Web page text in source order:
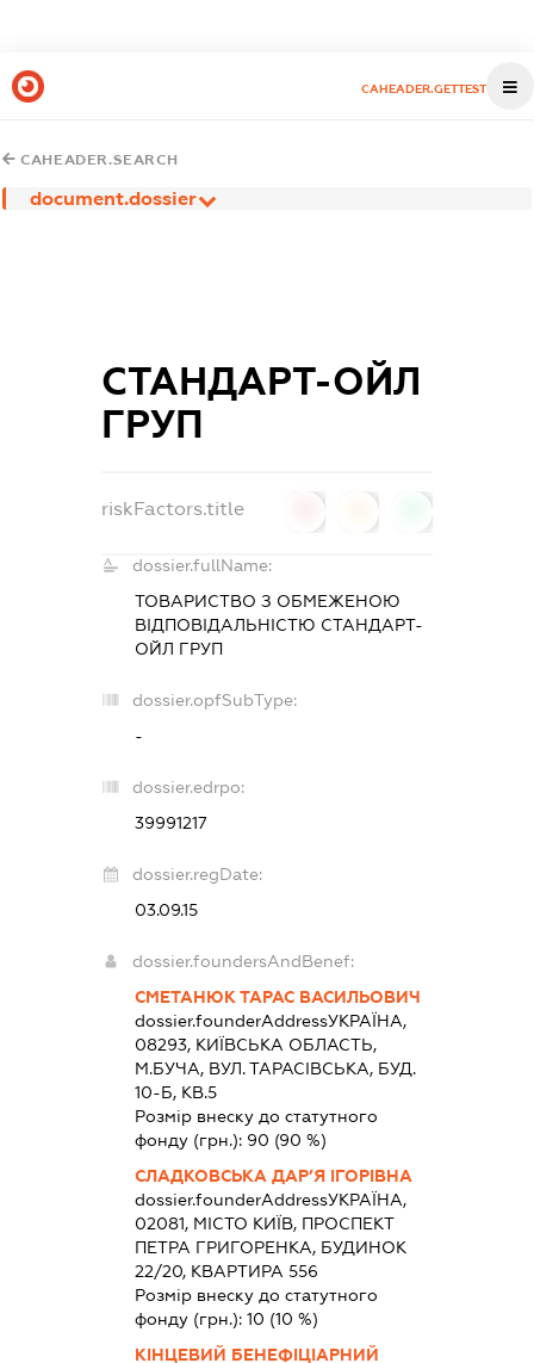
CAHEADER.GETTEST
CAHEADER.SEARCH
document.dossier
СТАНДАРТ-ОЙЛ
ГРУП
riskFactors.title
dossier.fullName:
ТОВАРИСТВО З ОБМЕЖЕНОЮ
ВІДПОВІДАЛЬНІСТЮ СТАНДАРТ-
ОЙЛ ГРУП
dossier.opfSubType:
-
dossier.edrpo:
39991217
dossier.regDate:
03.09.15
dossier.foundersAndBenef:
СМЕТАНЮК ТАРАС ВАСИЛЬОВИЧ
dossier.founderAddressУКРАЇНА,
08293, КИЇВСЬКА ОБЛАСТЬ,
М.БУЧА, ВУЛ. ТАРАСІВСЬКА, БУД.
10-Б, КВ.5
Розмір внеску до статутного
фонду (грн.): 90 (90 %)
СЛАДКОВСЬКА ДАР’Я ІГОРІВНА
dossier.founderAddressУКРАЇНА,
02081, МІСТО КИЇВ, ПРОСПЕКТ
ПЕТРА ГРИГОРЕНКА, БУДИНОК
22/20, КВАРТИРА 556
Розмір внеску до статутного
фонду (грн.): 10 (10 %)
КІНЦЕВИЙ БЕНЕФІЦІАРНИЙ